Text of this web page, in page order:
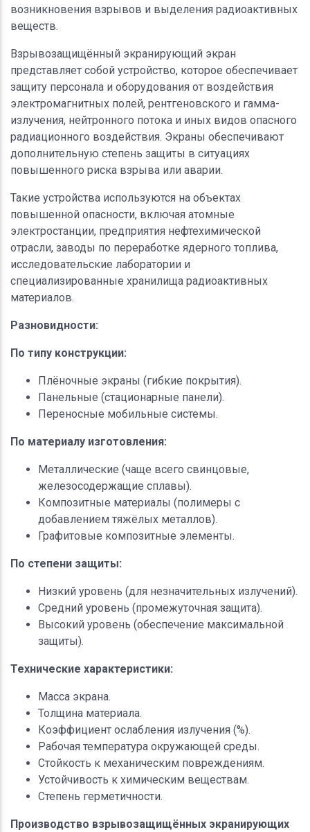
возникновения взрывов и выделения радиоактивных
веществ.
Взрывозащищённый экранирующий экран
представляет собой устройство, которое обеспечивает
защиту персонала и оборудования от воздействия
электромагнитных полей, рентгеновского и гамма-
излучения, нейтронного потока и иных видов опасного
радиационного воздействия. Экраны обеспечивают
дополнительную степень защиты в ситуациях
повышенного риска взрыва или аварии.
Такие устройства используются на объектах
повышенной опасности, включая атомные
электростанции, предприятия нефтехимической
отрасли, заводы по переработке ядерного топлива,
исследовательские лаборатории и
специализированные хранилища радиоактивных
материалов.
Разновидности:
По типу конструкции:
Плёночные экраны (гибкие покрытия).
Панельные (стационарные панели).
Переносные мобильные системы.
По материалу изготовления:
Металлические (чаще всего свинцовые,
железосодержащие сплавы).
Композитные материалы (полимеры с
добавлением тяжёлых металлов).
Графитовые композитные элементы.
По степени защиты:
Низкий уровень (для незначительных излучений).
Средний уровень (промежуточная защита).
Высокий уровень (обеспечение максимальной
защиты).
Технические характеристики:
Масса экрана.
Толщина материала.
Коэффициент ослабления излучения (%).
Рабочая температура окружающей среды.
Стойкость к механическим повреждениям.
Устойчивость к химическим веществам.
Степень герметичности.
Производство взрывозащищённых экранирующих